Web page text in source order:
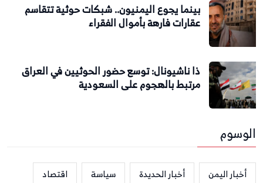
بينما يجوع اليمنيون.. شبكات حوثية تتقاسم
عقارات فارهة بأموال الفقراء
ذا ناشيونال: توسع حضور الحوثيين في العراق
مرتبط بالهجوم على السعودية
الوسوم
أخبار اليمن أخبار الحديدة سياسة
اقتصاد